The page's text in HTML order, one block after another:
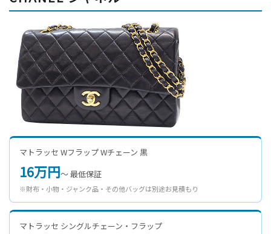
マトラッセ Wフラップ Wチェーン 黒
16万円〜 最低保証
※財布・小物・ジャンク品・その他バッグは別途お見積もり
マトラッセ シングルチェーン・フラップ